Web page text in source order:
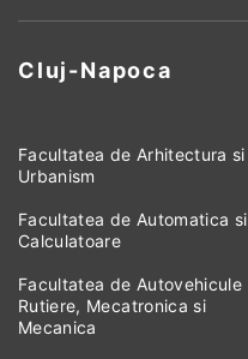
Cluj-Napoca
Facultatea de Arhitectura si
Urbanism
Facultatea de Automatica si
Calculatoare
Facultatea de Autovehicule
Rutiere, Mecatronica si
Mecanica